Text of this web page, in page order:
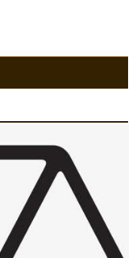
由公司登记机关责令改
款的15％。
是一种较为严重的经济
的罚金和罚金。如果你
该网站还为律师提供在